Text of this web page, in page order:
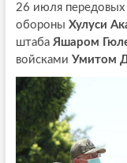
26 июля передовых
обороны Хулуси
штаба Яшаром
войсками Умитом